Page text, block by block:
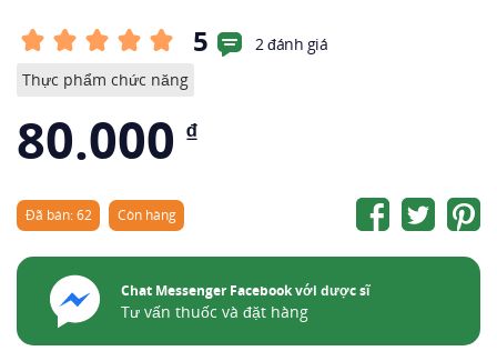
5
2 đánh giá
Thực phẩm chức năng
80.000 ₫
Đã bán: 62 Còn hàng
Chat Messenger Facebook với dược sĩ
Tư vấn thuốc và đặt hàng